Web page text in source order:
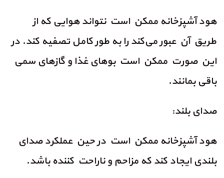
هود آشپزخانه ممکن است نتواند هوایی که از
طریق آن عبور می‌کند را به طور کامل تصفیه کند. در
این صورت ممکن است بوهای غذا و گازهای سمی
باقی بمانند.
صدای بلند:
هود آشپزخانه ممکن است در حین عملکرد صدای
بلندی ایجاد کند که مزاحم و ناراحت کننده باشد.